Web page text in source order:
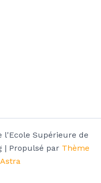
l'Ecole Supérieure de
| Propulsé par Thème